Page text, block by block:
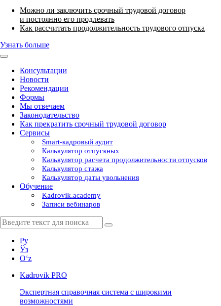
Можно ли заключить срочный трудовой договор
и постоянно его продлевать
Как рассчитать продолжительность трудового отпуска
Узнать больше
Консультации
Новости
Рекомендации
Формы
Мы отвечаем
Законодательство
Как прекратить срочный трудовой договор
Сервисы
Smart-кадровый аудит
Калькулятор отпускных
Калькулятор расчета продолжительности отпусков
Калькулятор стажа
Калькулятор даты увольнения
Обучение
Kadrovik.academy
Записи вебинаров
Ру
Ўз
Oʻz
Kadrovik PRO
Экспертная справочная система с широкими
возможностями